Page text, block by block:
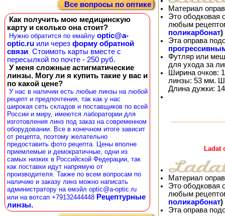
Все вопросы по оптике
Как получить мою медицинскую
карту и сколько она стоит?
Нужно обратится по емайлу optic@a-
optic.ru или через форму обратной
связи. Стоимоть карты вместе с
пересылкой по почте - 250 руб.
У меня сложные астигматические
линзы. Могу ли я купить такие у вас и
по какой цене?
У нас в наличии есть любые линзы на любой
рецепт и предпочтения, так как у нас
широкая сеть складов и поставщиков по всей
России и миру, имеются лаборатории для
изготовления линз под заказ на современном
оборудовании. Все в конечном итоге зависит
от рецепта, поэтому желательно
предоставить фото рецепта. Цены вполне
приемлемые и демократичные, одни из
самых низких в Российской Федерации, так
как поставки идут напрямую от
производителя. Также по всем вопросам по
наличию и заказу линз можно написать
администратору на емэйл optic@a-optic.ru
или на вотсап +79132444448 Рецептурные
линзы.
Материал
Это ободковая
любым
поликарбонат)
Эта оправа
Футляр или
для ухода за
Ширина очков:
линзы: 53 мм.
Длина дужки:
Ladat
Материал
Это ободковая
любым
поликарбонат)
Эта оправа